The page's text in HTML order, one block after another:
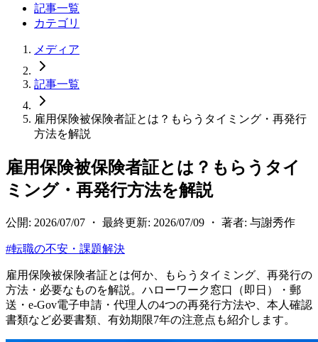
記事一覧
カテゴリ
メディア
記事一覧
雇用保険被保険者証とは？もらうタイミング・再発行
方法を解説
雇用保険被保険者証とは？もらうタイ
ミング・再発行方法を解説
公開: 2026/07/07 ・ 最終更新: 2026/07/09 ・ 著者: 与謝秀作
#転職の不安・課題解決
雇用保険被保険者証とは何か、もらうタイミング、再発行の
方法・必要なものを解説。ハローワーク窓口（即日）・郵
送・e-Gov電子申請・代理人の4つの再発行方法や、本人確認
書類など必要書類、有効期限7年の注意点も紹介します。